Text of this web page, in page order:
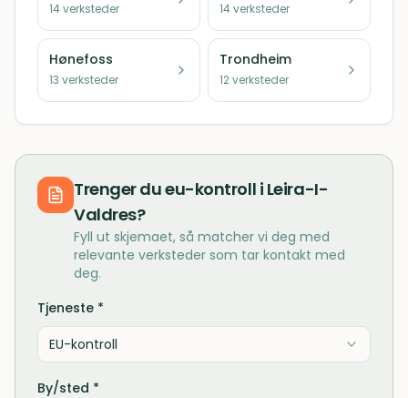
14verksteder 14verksteder
Hønefoss
13 verksteder
Trondheim
12verksteder
Trenger dueu-kontroll i Leira-I-
Valdres?
Fyll ut skjemaet, så matcher vi deg med
relevante verksteder som tar kontakt med
deg.
Tjeneste *
EU-kontroll
By/sted *